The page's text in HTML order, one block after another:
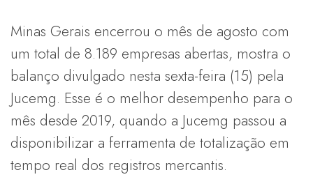
Minas Gerais encerrou o mês de agosto com
um total de 8.189 empresas abertas, mostra o
balanço divulgado nesta sexta-feira (15) pela
Jucemg. Esse é o melhor desempenho para o
mês desde 2019, quando a Jucemg passou a
disponibilizar a ferramenta de totalização em
tempo real dos registros mercantis.